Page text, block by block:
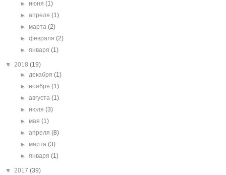
► июня(1)
►апреля(1)
► марта(2)
►февраля(2)
►января(1)
▼ 2018 (19)
►декабря(1)
► ноября(1)
►августа(1)
► июля(3)
► мая(1)
►апреля(8)
► марта(3)
►января(1)
▼ 2017 (39)